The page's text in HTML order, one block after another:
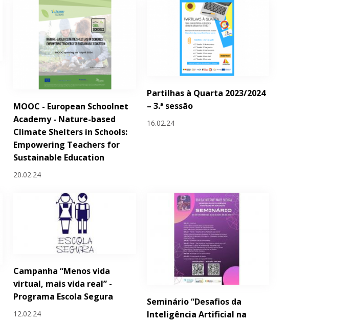
MOOC - European Schoolnet
Academy - Nature-based
Climate Shelters in Schools:
Empowering Teachers for
Sustainable Education
20.02.24
Partilhas à Quarta 2023/2024
– 3.ª sessão
16.02.24
Campanha “Menos vida
virtual, mais vida real” -
Programa Escola Segura
12.02.24
Seminário “Desafios da
Inteligência Artificial na